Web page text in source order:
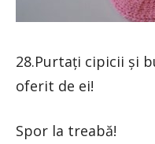
28.Purtați cipicii și
oferit de ei!
Spor la treabă!